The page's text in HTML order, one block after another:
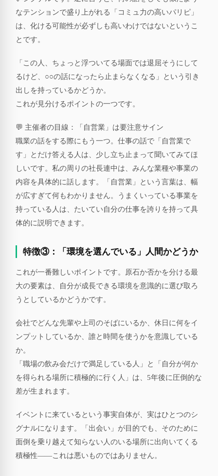
なテンションで盛り上がれる「コミュ力の高いパリピ」
は、化ける可能性が必ずしも高いわけではないというこ
とです。
「この人、ちょっと浮ついてる場面では退屈そうにして
るけど、○○の話になったら止まらなくなる」という引き
出しを持っているかどうか。
これが見分けるポイントの一つです。
💬 主催者の目線：「自営業」は要注意サイン
職業の話をする際にもう一つ。仕事の話で「自営業で
す」とだけ答える人は、少し立ち止まって聞いてみてほ
しいです。私の周りの社長連中は、みんな業種や事業の
内容を具体的に話します。「自営業」という言葉は、幅
が広すぎて何もわかりません。うまくいっている事業を
持っている人は、たいてい自分の仕事を誇りを持って具
体的に説明できます。
特徴③：「環境を選んでいる」人間かどうか
これが一番難しいポイントです。原石か否かを分ける最
大の要素は、自分が成長できる環境を意識的に選び取ろ
うとしているかどうかです。
会社でどんな先輩や上司のそばにいるか、休日に何をイ
ンプットしているか、誰と時間を使うかを意識している
か。
「職場の飲み会だけで満足している人」と「自分が何か
を得られる場所に積極的に行く人」は、5年後に圧倒的な
差が生まれます。
イベントに来ているという事実自体が、実はひとつのシ
グナルになります。「出会い」が目的でも、そのために
面倒を乗り越えて知らない人のいる場所に出向いてくる
積極性——これは悪いものではありません。